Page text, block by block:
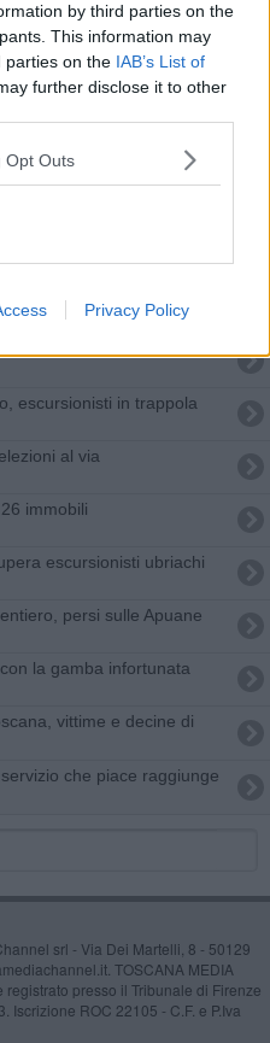
by third parties on the
This information may
parties on the IAB’s List of
further disclose it to other
Opt Outs
Privacy Policy
di base, la mappa delle
e rustici dell'Asl
“Giovani Scatti"
gravissime due bambine
muore schiacciato
escursionisti in trappola
al via
immobili
escursionisti ubriachi
persi sulle Apuane
la gamba infortunata
vittime e decine di
che piace raggiunge
srl - Via Dei Martelli, 8 - 50129
TOSCANA MEDIA
presso il Tribunale di Firenze
Iscrizione ROC 22105 - C.F. e P.Iva